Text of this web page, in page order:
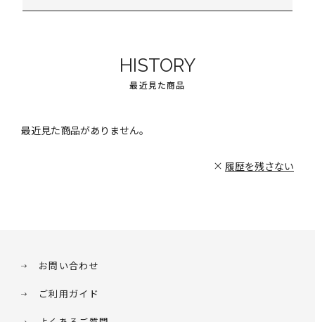
HISTORY
最近見た商品
最近見た商品がありません。
履歴を残さない
お問い合わせ
ご利用ガイド